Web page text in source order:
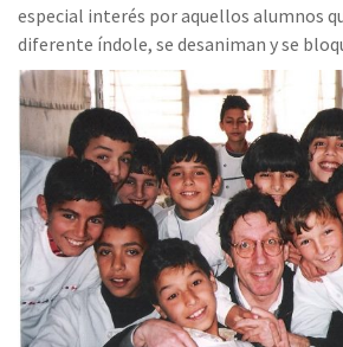
especial interés por aquellos alumnos
diferente índole, se desaniman y se